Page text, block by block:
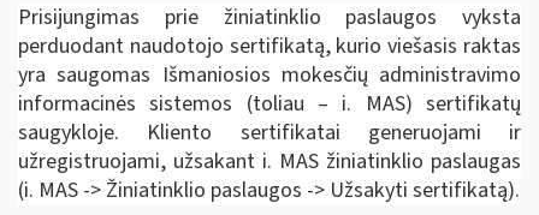
Prisijungimas prie žiniatinklio paslaugos vyksta
perduodant naudotojo sertifikatą, kurio viešasis raktas
yra saugomas Išmaniosios mokesčių administravimo
informacinės sistemos (toliau – i. MAS) sertifikatų
saugykloje. Kliento sertifikatai generuojami ir
užregistruojami, užsakant i. MAS žiniatinklio paslaugas
(i. MAS -> Žiniatinklio paslaugos -> Užsakyti sertifikatą).